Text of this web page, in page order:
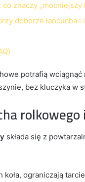
znaczy „mocniejszy
doborze łańcucha
potrafią
bez kluczyka w
składa się z
koła, ograniczają tarcie